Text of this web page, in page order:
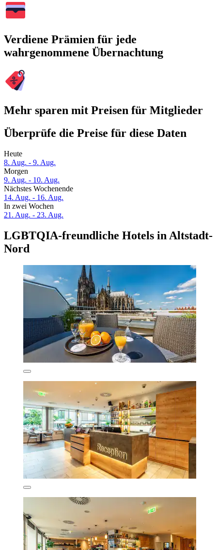
Verdiene Prämien für jede
wahrgenommene Übernachtung
Mehr sparen mit Preisen für Mitglieder
Überprüfe die Preise für diese Daten
Heute
8. Aug. - 9. Aug.
Morgen
9. Aug. - 10. Aug.
Nächstes Wochenende
14. Aug. - 16. Aug.
In zwei Wochen
21. Aug. - 23. Aug.
LGBTQIA-freundliche Hotels in Altstadt-
Nord